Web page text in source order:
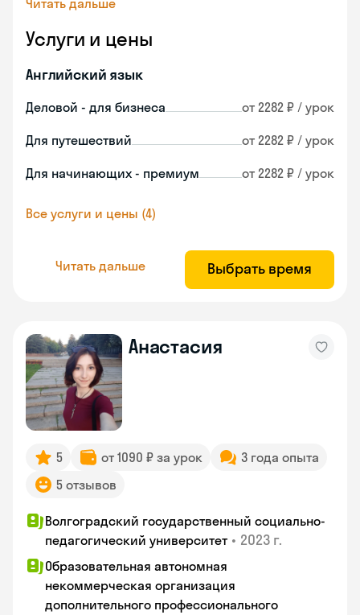
Читать дальше
Услуги и цены
Английский язык
Деловой - для бизнеса от 2282 ₽ / урок
Для путешествий от 2282 ₽ / урок
Для начинающих - премиум от 2282 ₽ / урок
Все услуги и цены (4)
Читать дальше Выбрать время
Анастасия
5 от 1090 ₽ за урок
3 года опыта
5 отзывов
Волгоградский государственный социально-
педагогический университет • 2023 г.
Образовательная автономная
некоммерческая организация
дополнительного профессионального